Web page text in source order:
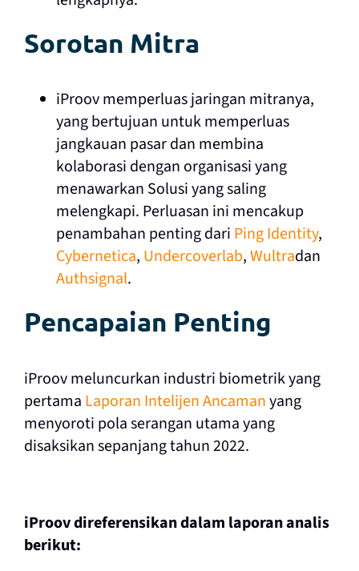
Sorotan Mitra
iProov memperluas jaringan mitranya,
yang bertujuan untuk memperluas
jangkauan pasar dan membina
kolaborasi dengan organisasi yang
menawarkan Solusi yang saling
melengkapi. Perluasan ini mencakup
penambahan penting dari Ping Identity,
Cybernetica, Undercoverlab,Wultradan
Authsignal.
Pencapaian Penting
iProov meluncurkan industri biometrik yang
pertama Laporan Intelijen Ancamanyang
menyoroti pola serangan utama yang
disaksikan sepanjang tahun 2022.
iProov direferensikan dalam laporan analis
berikut: